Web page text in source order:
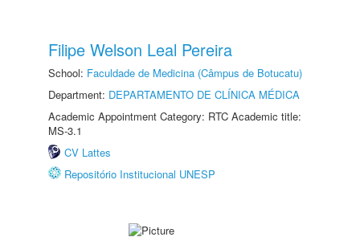
Filipe Welson Leal Pereira
School: Faculdade de Medicina (Câmpus de Botucatu)
Department: DEPARTAMENTO DE CLÍNICA MÉDICA
Academic Appointment Category: RTC Academic title:
MS-3.1
CV Lattes
Repositório Institucional UNESP